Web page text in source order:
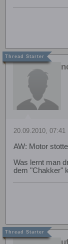
20.09.2010, 07:41
AW: Motor
Was lernt man
dem "Chakker"